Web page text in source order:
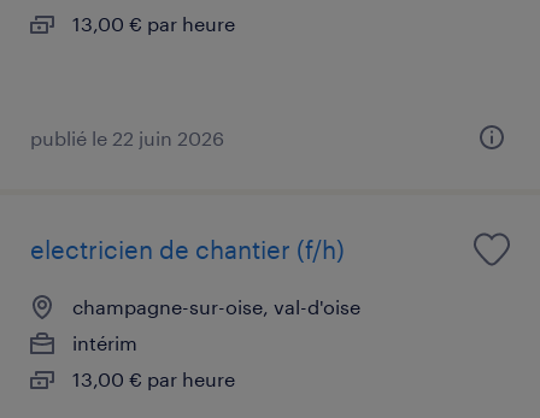
13,00 € par heure
publié le 22 juin 2026
electricien de chantier (f/h)
champagne-sur-oise, val-d'oise
intérim
13,00 € par heure